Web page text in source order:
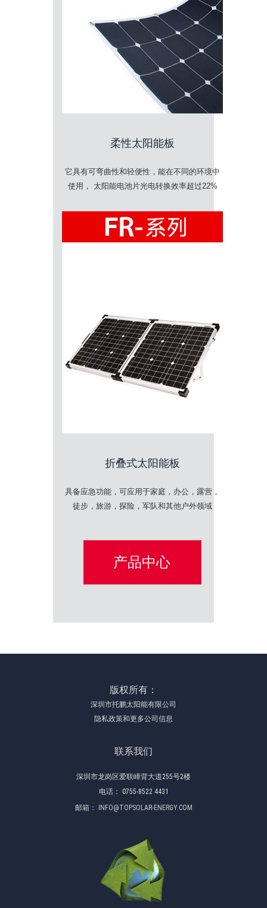
柔性太阳能板
它具有可弯曲性和轻便性，能在不同的环境中
使用， 太阳能电池片光电转换效率超过22%
折叠式太阳能板
具备应急功能，可应用于家庭，办公，露营，
徒步，旅游，探险，军队和其他户外领域
产品中心
版权所有：
深圳市托鹏太阳能有限公司
隐私政策和更多公司信息
联系我们
深圳市龙岗区爱联嶂背大道255号2楼
电话：
0755-8522 4431
邮箱：
INFO@TOPSOLAR-ENERGY.COM